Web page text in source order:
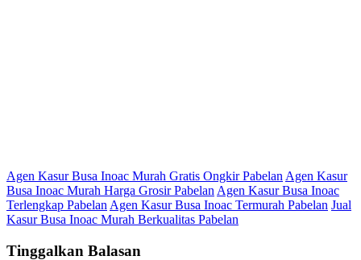
Agen Kasur Busa Inoac Murah Gratis Ongkir Pabelan Agen Kasur
Busa Inoac Murah Harga Grosir Pabelan Agen Kasur Busa Inoac
Terlengkap Pabelan Agen Kasur Busa Inoac Termurah Pabelan Jual
Kasur Busa Inoac Murah Berkualitas Pabelan
Tinggalkan Balasan